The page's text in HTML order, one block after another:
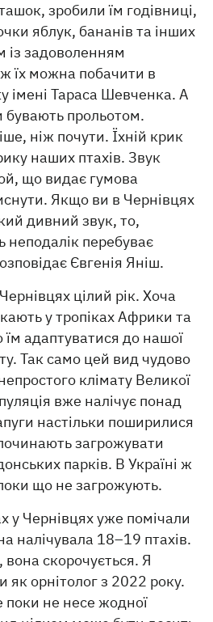
зробили їм годівниці,
яблук, бананів та інших
із задоволенням
їх можна побачити в
імені Тараса Шевченка. А
бувають прольотом.
ніж почути. Їхній крик
наших птахів. Звук
що видає гумова
Якщо ви в Чернівцях
дивний звук, то,
перебуває
Євгенія Яніш.
цілий рік. Хоча
у тропіках Африки та
їм адаптуватися до нашої
Так само цей вид чудово
клімату Великої
вже налічує понад
настільки поширилися
загрожувати
парків. В Україні ж
що не загрожують.
у Чернівцях уже помічали
налічувала 18–19 птахів.
скорочується. Я
як орнітолог з 2022 року.
не несе жодної